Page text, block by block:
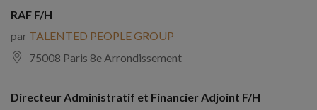
RAF F/H
par TALENTED PEOPLE GROUP
75008 Paris 8e Arrondissement
Directeur Administratif et Financier Adjoint F/H